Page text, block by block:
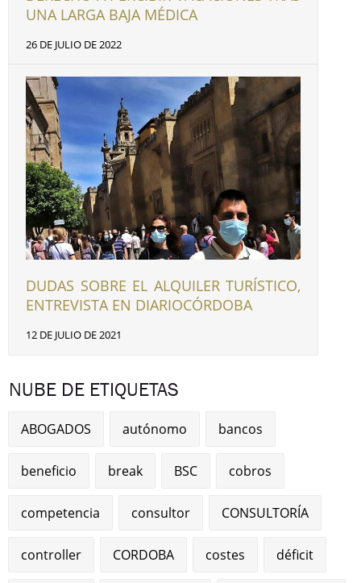
UNA LARGA BAJA MÉDICA
26 DE JULIO DE 2022
DUDAS SOBRE EL ALQUILER TURÍSTICO,
ENTREVISTA EN DIARIOCÓRDOBA
12 DE JULIO DE 2021
NUBE DE ETIQUETAS
ABOGADOS autónomo bancos
beneficio break BSC cobros
competencia consultor CONSULTORÍA
controller CORDOBA costes déficit